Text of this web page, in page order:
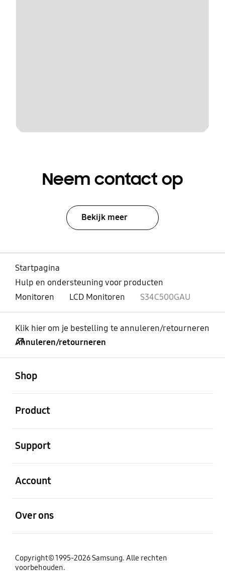
Neem contact op
Bekijk meer
Startpagina
Hulp en ondersteuning voor producten
Monitoren
LCD Monitoren S34C500GAU
Klik hier om je bestelling te annuleren/retourneren
Annuleren/retourneren
Shop
Product
Support
Account
Over ons
Copyright© 1995-2026 Samsung. Alle rechten
voorbehouden.